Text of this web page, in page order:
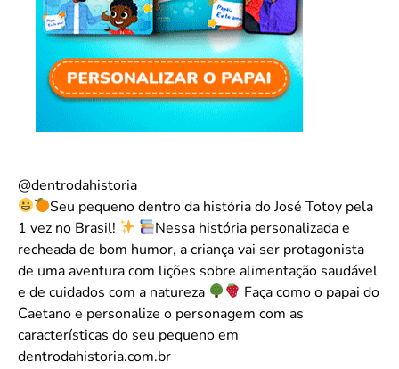
@dentrodahistoria
Seu pequeno dentro da história do José Totoy pela
1 vez no Brasil!
Nessa história personalizada e
recheada de bom humor, a criança vai ser protagonista
de uma aventura com lições sobre alimentação saudável
e de cuidados com a natureza
Faça como o papai do
Caetano e personalize o personagem com as
características do seu pequeno em
dentrodahistoria.com.br